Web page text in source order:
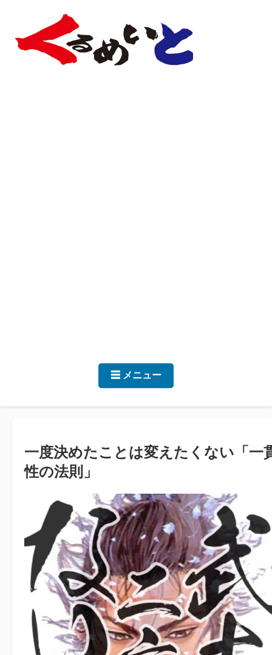
☰ メニュー
一度決めたことは変えたくない「一
性の法則」